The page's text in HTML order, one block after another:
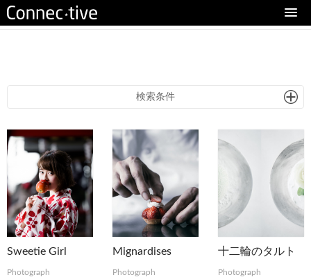
検索条件
Sweetie Girl
Photograph
Mignardises
Photograph
十二輪のタルト
Photograph